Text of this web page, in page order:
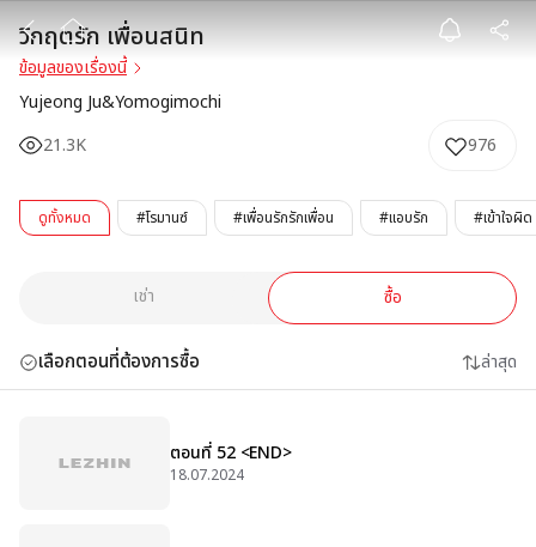
วิกฤตรัก เพื่อน
วิกฤตรัก เพื่อนสนิท
ข้อมูลของเรื่องนี้
Yujeong Ju&Yomogimochi
21.3K
976
ดูทั้งหมด #โรมานซ์ #เพื่อนรักรักเพื่อน #แอบรัก #เข้าใจผิด
เช่า ซื้อ
เลือกตอนที่ต้องการซื้อ ล่าสุด
ตอนที่ 52 <END>
18.07.2024